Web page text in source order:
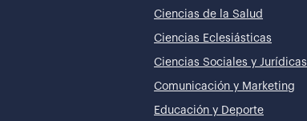
Ciencias de la Salud
Ciencias Eclesiásticas
Ciencias Sociales y Jurídicas
Comunicación y Marketing
Educación y Deporte